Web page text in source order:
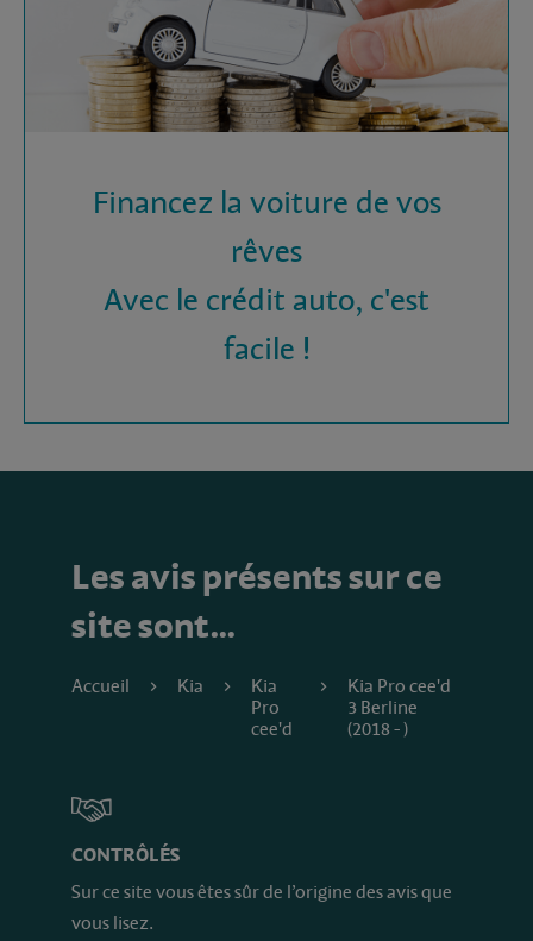
Financez la voiture de vos
rêves
Avec le crédit auto, c'est
facile !
Les avis présents sur ce
site sont…
Accueil Kia
Kia
Pro
cee'd
Kia Pro cee'd
3 Berline
(2018 - )
CONTRÔLÉS
Sur ce site vous êtes sûr de l’origine des avis que
vous lisez.